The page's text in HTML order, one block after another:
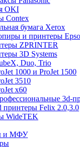
OKI
Contex
бумага Xerox
и принтеры
ZPRINTER
3D Systems
Duo, Trio
1000 и ProJet 1500
3510
x60
3d-
принтеры Felix 2.0,3.0
WideTEK
и МФУ